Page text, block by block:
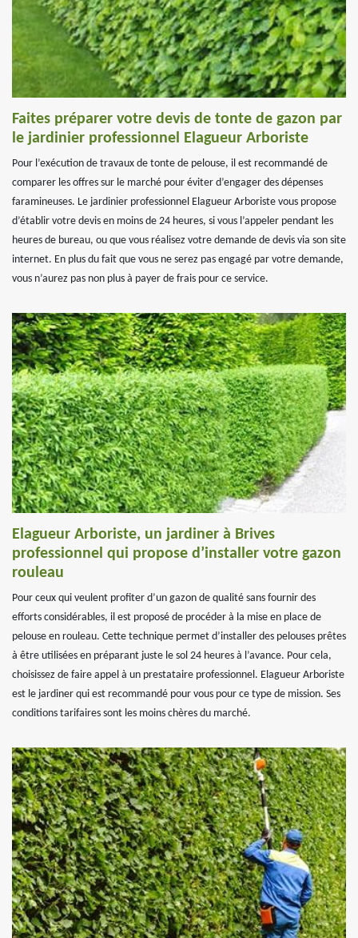
Faites préparer votre devis de tonte de gazon par
le jardinier professionnel Elagueur Arboriste
Pour l’exécution de travaux de tonte de pelouse, il est recommandé de
comparer les offres sur le marché pour éviter d’engager des dépenses
faramineuses. Le jardinier professionnel Elagueur Arboriste vous propose
d’établir votre devis en moins de 24 heures, si vous l’appeler pendant les
heures de bureau, ou que vous réalisez votre demande de devis via son site
internet. En plus du fait que vous ne serez pas engagé par votre demande,
vous n’aurez pas non plus à payer de frais pour ce service.
Elagueur Arboriste, un jardiner à Brives
professionnel qui propose d’installer votre gazon
rouleau
Pour ceux qui veulent profiter d’un gazon de qualité sans fournir des
efforts considérables, il est proposé de procéder à la mise en place de
pelouse en rouleau. Cette technique permet d’installer des pelouses prêtes
à être utilisées en préparant juste le sol 24 heures à l’avance. Pour cela,
choisissez de faire appel à un prestataire professionnel. Elagueur Arboriste
est le jardiner qui est recommandé pour vous pour ce type de mission. Ses
conditions tarifaires sont les moins chères du marché.